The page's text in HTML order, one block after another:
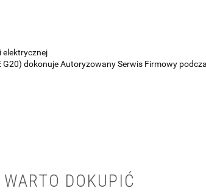
elektrycznej
dokonuje Autoryzowany Serwis Firmowy
WARTO DOKUPIĆ